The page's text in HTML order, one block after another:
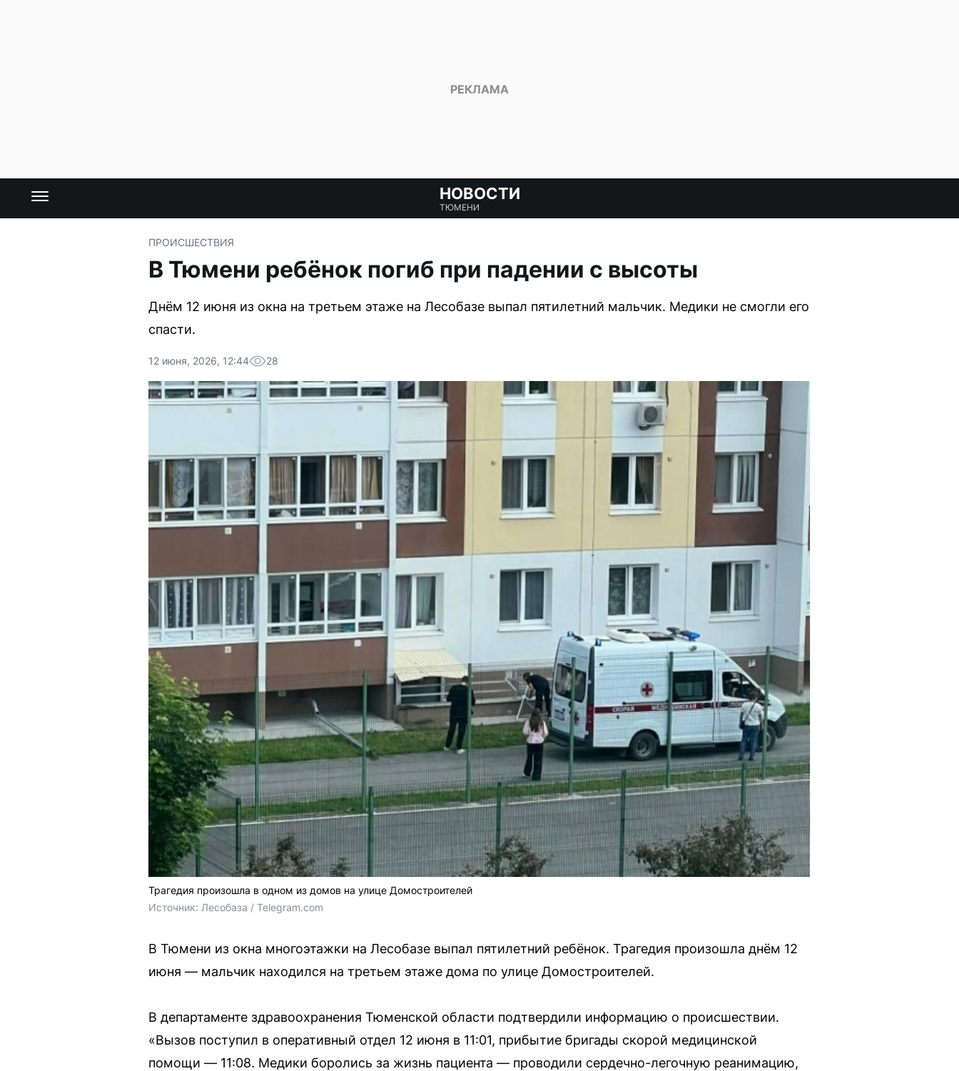
НОВОСТИ
ТЮМЕНИ
ПРОИСШЕСТВИЯ
В Тюмени ребёнок погиб при падении с высоты
Днём 12 июня из окна на третьем этаже на Лесобазе выпал пятилетний мальчик. Медики не смогли его
спасти.
12 июня, 2026, 12:44 28
Трагедия произошла в одном из домов на улице Домостроителей
Источник: Лесобаза / Telegram.com
В Тюмени из окна многоэтажки на Лесобазе выпал пятилетний ребёнок. Трагедия произошла днём 12
июня — мальчик находился на третьем этаже дома по улице Домостроителей.
В департаменте здравоохранения Тюменской области подтвердили информацию о происшествии.
«Вызов поступил в оперативный отдел 12 июня в 11:01, прибытие бригады скорой медицинской
помощи — 11:08. Медики боролись за жизнь пациента — проводили сердечно-легочную реанимацию,